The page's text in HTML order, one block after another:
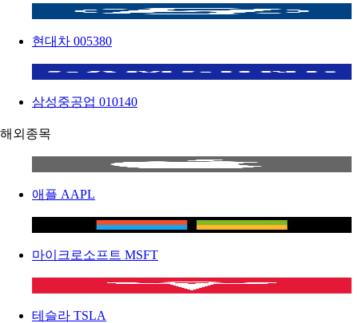
현대차 005380
삼성중공업 010140
해외종목
애플 AAPL
마이크로소프트 MSFT
테슬라 TSLA